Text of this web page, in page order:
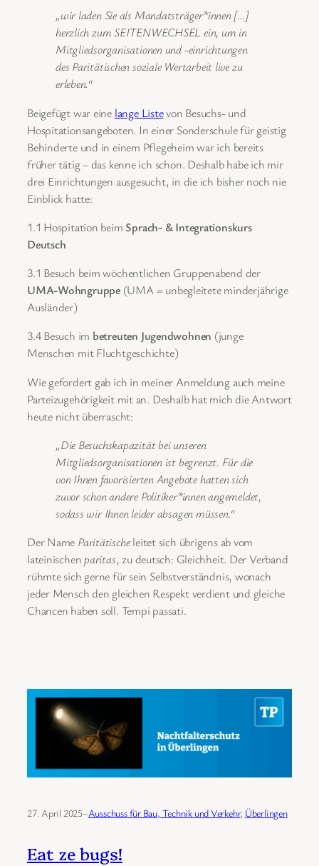
„wir laden Sie als Mandatsträger*innen […]
herzlich zum SEITENWECHSEL ein, um in
Mitgliedsorganisationen und -einrichtungen
des Paritätischen soziale Wertarbeit live zu
erleben.“
Beigefügt war eine lange Listevon Besuchs- und
Hospitationsangeboten. In einer Sonderschule für geistig
Behinderte und in einem Pflegeheim war ich bereits
früher tätig ‒ das kenne ich schon. Deshalb habe ich mir
drei Einrichtungen ausgesucht, in die ich bisher noch nie
Einblick hatte:
1.1 Hospitation beim Sprach- & Integrationskurs
Deutsch
3.1 Besuch beim wöchentlichen Gruppenabend der
UMA-Wohngruppe(UMA = unbegleitete minderjährige
Ausländer)
3.4 Besuch im betreuten Jugendwohnen (junge
Menschen mit Fluchtgeschichte)
Wie gefordert gab ich in meiner Anmeldung auch meine
Parteizugehörigkeit mit an. Deshalb hat mich die Antwort
heute nicht überrascht:
„Die Besuchskapazität bei unseren
Mitgliedsorganisationen ist begrenzt. Für die
von Ihnen favorisierten Angebote hatten sich
zuvor schon andere Politiker*innen angemeldet,
sodass wir Ihnen leider absagen müssen.“
Der Name Paritätischeleitet sich übrigens ab vom
lateinischenparitas, zu deutsch: Gleichheit. Der Verband
rühmte sich gerne für sein Selbstverständnis, wonach
jeder Mensch den gleichen Respekt verdient und gleiche
Chancen haben soll. Tempi passati.
27. April 2025–Ausschuss für Bau, Technik und Verkehr, Überlingen
Eat ze bugs!